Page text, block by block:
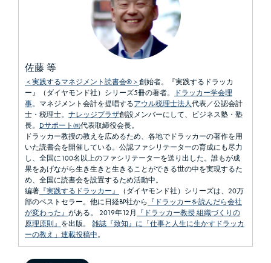
佐藤 等
＜実践するマネジメント読書会®＞創始者。『実践するドラッカ
ー』（ダイヤモンド社）シリーズ5冊の著者。
ドラッカー学会理
事。マネジメント会計を提唱するアウル税理士法人代表／公認会計
士・税理士。 ナレッジプラザ創設メンバーにして、ビジネス塾・塾
長。 Dサポート㈱代表取締役会長。
ドラッカー教授の教えを広めるため、各地でドラッカーの著作を用
いた読書会を開催している。公認ファシリテーターの育成にも尽力
し、全国に100名以上のファシリテーターを送り出した。誰もが成
果をあげながら生き生きと生きることができる世の中を実現するた
め、全国に読書会を設置するため活動中。
編著 『実践するドラッカー』
（ダイヤモンド社）シリーズは、20万
部のベストセラー。他に日経BP社から 『ドラッカーを読んだら会社
が変わった』 がある。 2019年12月 『ドラッカー教授 組織づくりの
原理原則』 を出版。 雑誌『致知』に「仕事と人生に生かすドラッカ
ーの教え」連載投稿中。